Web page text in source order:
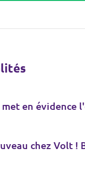
met en évidence
chez Volt !